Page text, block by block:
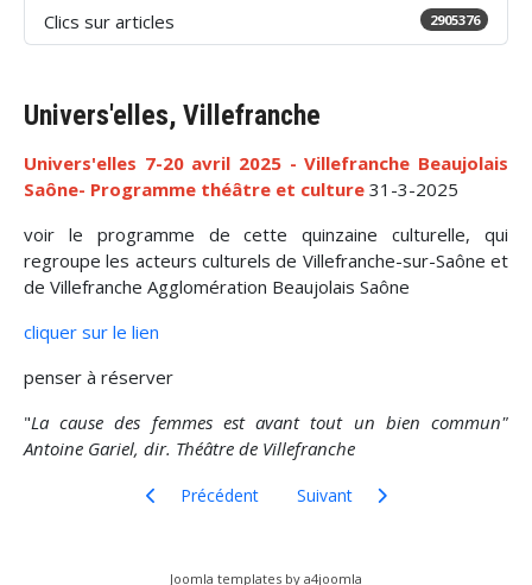
Clics sur articles 2905376
Univers'elles, Villefranche
Univers'elles 7-20 avril 2025 - Villefranche Beaujolais
Saône- Programme théâtre et culture 31-3-2025
voir le programme de cette quinzaine culturelle, qui
regroupe les acteurs culturels de Villefranche-sur-Saône et
de Villefranche Agglomération Beaujolais Saône
cliquer sur le lien
penser à réserver
"La cause des femmes est avant tout un bien commun"
Antoine Gariel, dir. Théâtre de Villefranche
Article précédent : Journées Patrimoine de Pays
Précédent Article suivant : Médiathèque,
Suivant
Joomla templates by a4joomla